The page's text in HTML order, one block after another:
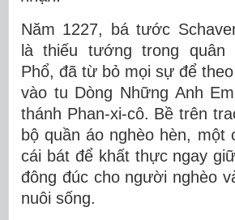
Năm 1227, bá tước
là thiếu tướng trong quân
Phổ, đã từ bỏ mọi sự để
vào tu Dòng Những Anh
thánh Phan-xi-cô. Bề trên
bộ quần áo nghèo hèn, một
cái bát để khất thực ngay
đông đúc cho người nghèo
nuôi sống.